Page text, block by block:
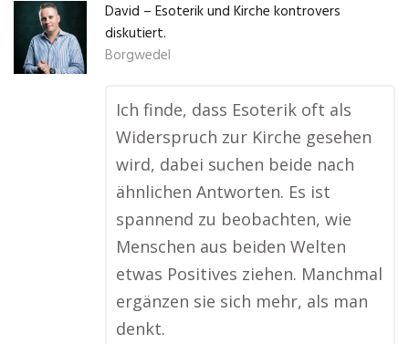
David – Esoterik und Kirche kontrovers
diskutiert.
Borgwedel
Ich finde, dass Esoterik oft als
Widerspruch zur Kirche gesehen
wird, dabei suchen beide nach
ähnlichen Antworten. Es ist
spannend zu beobachten, wie
Menschen aus beiden Welten
etwas Positives ziehen. Manchmal
ergänzen sie sich mehr, als man
denkt.